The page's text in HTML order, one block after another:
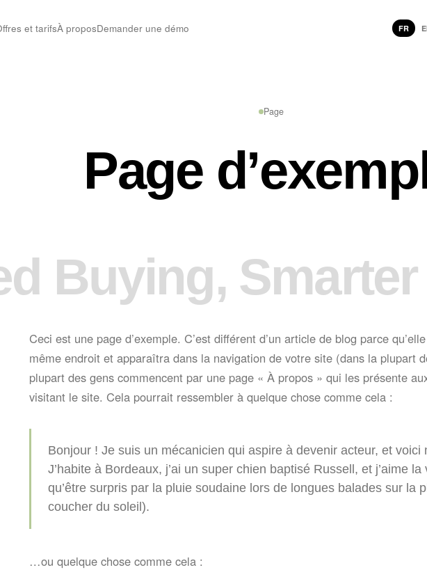
et tarifsÀ proposDemander une démo FR
Page
Page
Buying,
Ceci est une page d’exemple. C’est différent d’un article de blog parce
même endroit et apparaîtra dans la navigation de votre site (dans la plupart
plupart des gens commencent par une page « À propos » qui les présente
visitant le site. Cela pourrait ressembler à quelque chose comme cela :
Bonjour ! Je suis un mécanicien qui aspire à devenir acteur, et voici
J’habite à Bordeaux, j’ai un super chien baptisé Russell, et j’aime la
qu’être surpris par la pluie soudaine lors de longues balades sur la
coucher du soleil).
…ou quelque chose comme cela :